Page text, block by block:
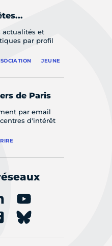
actualités et
par profil
JEUNE
de Paris
par email
d'intérêt